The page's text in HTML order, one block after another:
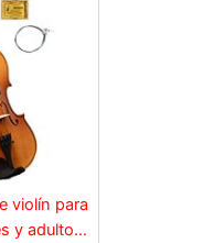
violín para
y adultos,